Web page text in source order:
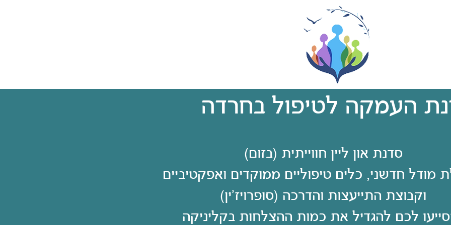
העמקה לטיפול בחרדה
סדנת און ליין חווייתית (בזום)
מודל חדשני, כלים טיפוליים ממוקדים ואפקטיביים
וקבוצת התייעצות והדרכה (סופרויז'ין)
לכם להגדיל את כמות ההצלחות בקליניקה